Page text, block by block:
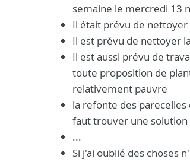
semaine le mercredi 13
Il était prévu de nettoyer
Il est prévu de nettoyer
Il est aussi prévu de
toute proposition de
relativement pauvre
la refonte des
faut trouver une solution
...
Si j'ai oublié des choses